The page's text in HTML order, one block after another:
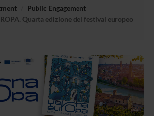
Public Engagement
Quarta edizione del festival europeo